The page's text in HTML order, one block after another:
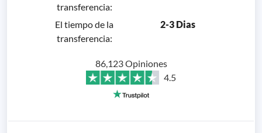
86,123 Opiniones
4.5
transferencia:
El tiempo de la
transferencia:
2-3 Dias